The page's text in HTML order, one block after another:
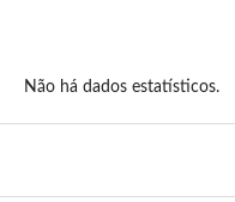
Não há dados estatísticos.